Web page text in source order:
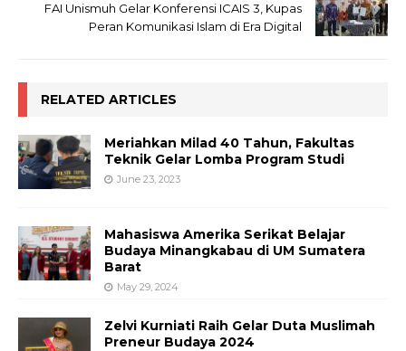
FAI Unismuh Gelar Konferensi ICAIS 3, Kupas
Peran Komunikasi Islam di Era Digital
RELATED ARTICLES
Meriahkan Milad 40 Tahun, Fakultas
Teknik Gelar Lomba Program Studi
June 23, 2023
Mahasiswa Amerika Serikat Belajar
Budaya Minangkabau di UM Sumatera
Barat
May 29, 2024
Zelvi Kurniati Raih Gelar Duta Muslimah
Preneur Budaya 2024